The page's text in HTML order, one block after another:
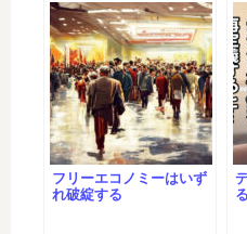
フリーエコノミーはいず
れ破綻する